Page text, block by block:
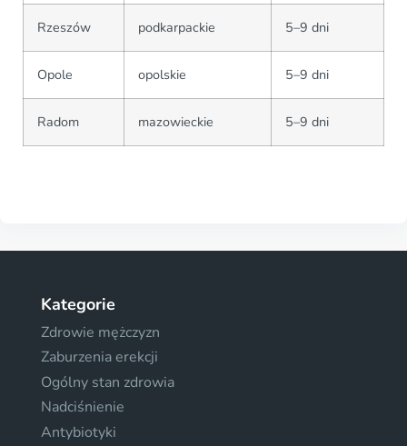
Rzeszów podkarpackie 5–9 dni
Opole opolskie 5–9 dni
Radom mazowieckie 5–9 dni
Kategorie
Zdrowie mężczyzn
Zaburzenia erekcji
Ogólny stan zdrowia
Nadciśnienie
Antybiotyki